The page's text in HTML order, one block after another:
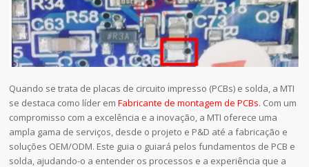
Quando se trata de placas de circuito impresso (PCBs) e solda, a MTI
se destaca como líder emFabricante de montagem de PCBs. Com um
compromisso com a excelência e a inovação, a MTI oferece uma
ampla gama de serviços, desde o projeto e P&D até a fabricação e
soluções OEM/ODM. Este guia o guiará pelos fundamentos de PCB e
solda, ajudando-o a entender os processos e a experiência que a